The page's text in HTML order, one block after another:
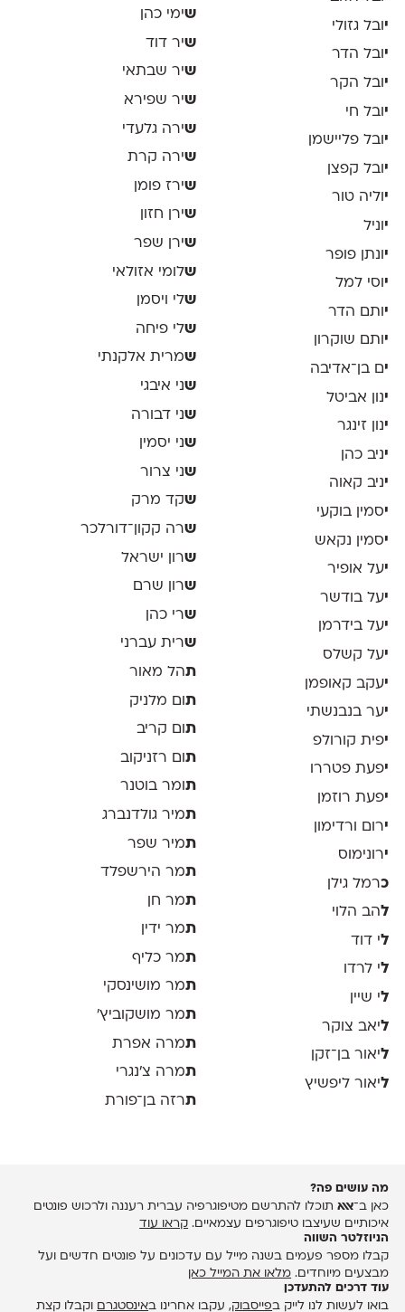
י ובל גזולי
יובל הדר
י ובל הקר
י ובל חי
יובל פליישמן
י ובל קפצן
יוליה טור
י וניל
י ונתן פופר
יוסי למל
י ותם הדר
יותם שוקרון
ים בן־אדיבה
ינון אביטל
ינון זינגר
יניב כהן
יניב קאוה
יסמין בוקעי
יסמין נקאש
יעל אופיר
יעל בודשר
יעל בידרמן
יעל קשלס
יעקב קאופמן
יער בנבנשתי
יפית קורולפ
יפעת פטררו
יפעת רוזמן
ירום ורדימון
ירונימוס
כרמל גילן
להב הלוי
לי דוד
לי לרדו
לי שיין
ליאב צוקר
ליאור בן־זקן
ליאור ליפשיץ
שימי כהן
שיר דוד
שיר שבתאי
שיר שפירא
שירה גלעדי
שירה קרת
שירז פומן
שירן חזון
שירן שפר
שלומי אזולאי
שלי ויסמן
שלי פיחה
שמרית אלקנתי
שני איבגי
שני דבורה
שני יסמין
שני צרור
שקד מרק
שרה קקון־דורלכר
שרון ישראל
שרון שרם
שרי כהן
שרית עברני
תהל מאור
תום מלניק
ת ום קריב
ת ום רזניקוב
תומר בוטנר
תמיר גולדנברג
תמיר שפר
תמר הירשפלד
תמר חן
תמר ידין
תמר כליף
תמר מושינסקי
תמר מושקוביץ'
תמרה אפרת
תמרה צ׳נגרי
תרזה בן־פורת
מה עושים פה?
כאן ב־אאאתוכלו להתרשם מטיפוגרפיה עברית רעננה ולרכוש פונטים
איכותיים שעיצבו טיפוגרפים עצמאיים. קראו עוד
הניוזלטר השווה
קבלו מספר פעמים בשנה מייל עם עדכונים על פונטים חדשים ועל
מבצעים מיוחדים. מלאו את המייל כאן
עוד דרכים להתעדכן
בואו לעשות לנו לייק בפייסבוק, עקבו אחרינו באינסטגרם וקבלו קצת